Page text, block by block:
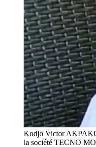
Kodjo Victor
la société TECNO